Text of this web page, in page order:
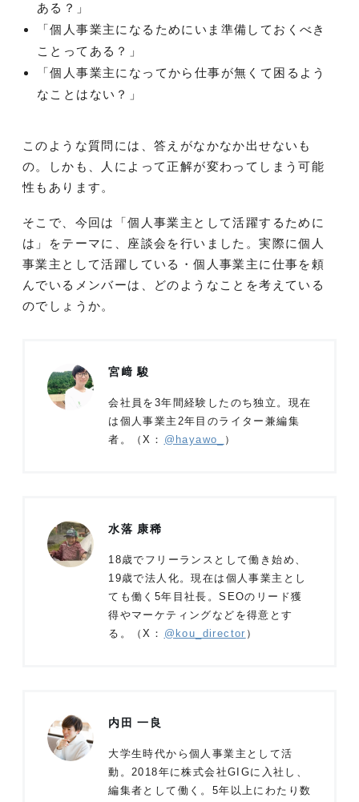
ある？」
「個人事業主になるためにいま準備しておくべき
ことってある？」
「個人事業主になってから仕事が無くて困るよう
なことはない？」
このような質問には、答えがなかなか出せないも
の。しかも、人によって正解が変わってしまう可能
性もあります。
そこで、今回は「個人事業主として活躍するために
は」をテーマに、座談会を行いました。実際に個人
事業主として活躍している・個人事業主に仕事を頼
んでいるメンバーは、どのようなことを考えている
のでしょうか。
宮﨑 駿
会社員を3年間経験したのち独立。現在
は個人事業主2年目のライター兼編集
者。（X： @hayawo_ ）
水落 康稀
18歳でフリーランスとして働き始め、
19歳で法人化。現在は個人事業主とし
ても働く5年目社長。SEOのリード獲
得やマーケティングなどを得意とす
る。（X： @kou_director ）
内田 一良
大学生時代から個人事業主として活
動。2018年に株式会社GIGに入社し、
編集者として働く。5年以上にわたり数